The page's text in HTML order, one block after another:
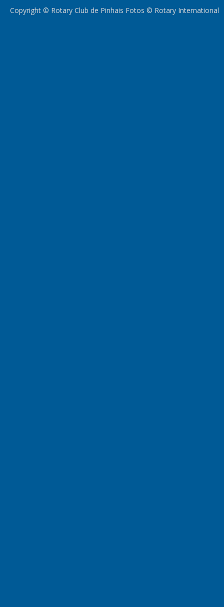
Copyright © Rotary Club de Pinhais Fotos © Rotary International